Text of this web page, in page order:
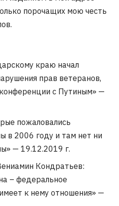
порочащих мою честь
краю начал
прав ветеранов,
с Путиным» —
пожаловались
в 2006 году и там нет ни
— 19.12.2019 г.
Кондратьев:
– федеральное
к нему отношения» —